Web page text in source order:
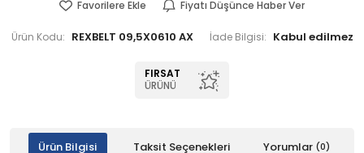
Favorilere Ekle Fiyatı Düşünce Haber Ver
Ürün Kodu: REXBELT 09,5X0610 AX İade Bilgisi:
FIRSAT
ÜRÜNÜ
Ürün Bilgisi Taksit Seçenekleri Yorumlar (0)